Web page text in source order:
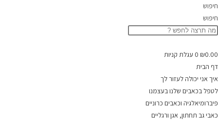
Skip
to
content
חיפוש
חיפוש
₪0.00
0 עגלת קניות
דף הבית
איך אני יכולה לעזור לך
לטפל בכאבים שלנו בעצמנו
פיברומיאלגיה וכאבים כרוניים
כאבי גב תחתון, אגן ורגליים